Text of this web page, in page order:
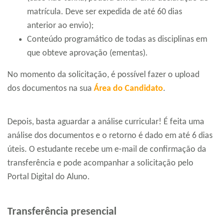
matrícula. Deve ser expedida de até 60 dias
anterior ao envio);
Conteúdo programático de todas as disciplinas em
que obteve aprovação (ementas).
No momento da solicitação, é possível fazer o upload
dos documentos na sua Área do Candidato.
Depois, basta aguardar a análise curricular! É feita uma
análise dos documentos e o retorno é dado em até 6 dias
úteis. O estudante recebe um e-mail de confirmação da
transferência e pode acompanhar a solicitação pelo
Portal Digital do Aluno.
Transferência presencial